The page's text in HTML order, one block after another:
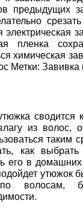
предыдущих
электрическая
пленка
химическая
Метки:
сводится
из волос,
таким
как
его в
утюжок
по волосам,